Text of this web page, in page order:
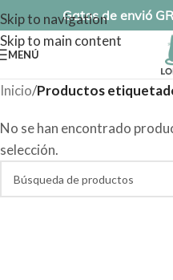
Skip to navigation
Skip to main content
Gatos de envió
MENÚ
Inicio/Productos
No se han encontrado
selección.